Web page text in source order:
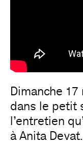
Dimanche
dans le petit
l’entretien
à Anita Devat.